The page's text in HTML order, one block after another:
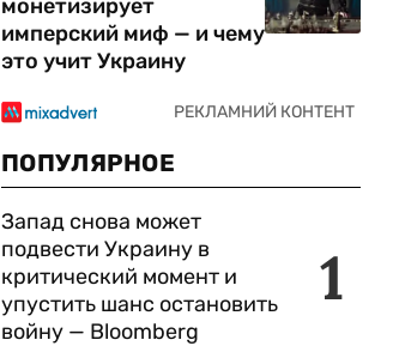
монетизирует
имперский миф — и чему
это учит Украину
ПОПУЛЯРНОЕ
1
Запад снова может
подвести Украину в
критический момент и
упустить шанс остановить
войну — Bloomberg